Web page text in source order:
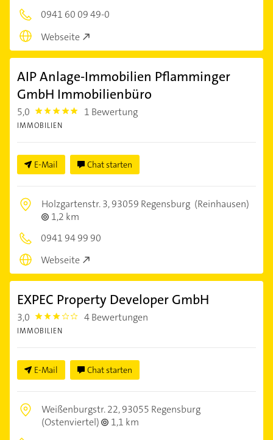
0941 60 09 49-0
Webseite
AIP Anlage-Immobilien Pflamminger
GmbH Immobilienbüro
5,0 5.0 1 Bewertung
IMMOBILIEN
E-Mail Chat starten
Holzgartenstr. 3,93059 Regensburg (Reinhausen)
1,2 km
0941 94 99 90
Webseite
EXPEC Property Developer GmbH
3,0 3.0 4 Bewertungen
IMMOBILIEN
E-Mail Chat starten
Weißenburgstr. 22,93055 Regensburg
(Ostenviertel)
1,1 km